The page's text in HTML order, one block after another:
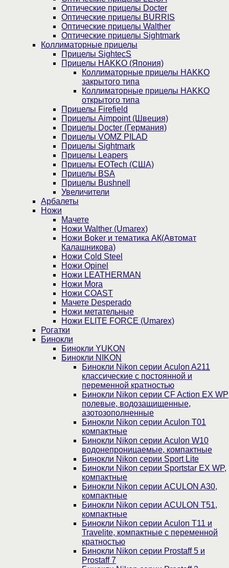
Оптические прицелы Docter
Оптические прицелы BURRIS
Оптические прицелы Walther
Оптические прицелы Sightmark
Коллиматорные прицелы
Прицелы SightecS
Прицелы HAKKO (Япония)
Коллиматорные прицелы HAKKO
закрытого типа
Коллиматорные прицелы HAKKO
открытого типа
Прицелы Firefield
Прицелы Aimpoint (Швеция)
Прицелы Docter (Германия)
Прицелы VOMZ PILAD
Прицелы Sightmark
Прицелы Leapers
Прицелы EOTech (США)
Прицелы BSA
Прицелы Bushnell
Увеличители
Арбалеты
Ножи
Мачете
Ножи Walther (Umarex)
Ножи Boker и тематика АК(Автомат
Калашникова)
Ножи Cold Steel
Ножи Opinel
Ножи LEATHERMAN
Ножи Mora
Ножи COAST
Мачете Desperado
Ножи метательные
Ножи ELITE FORCE (Umarex)
Рогатки
Бинокли
Бинокли YUKON
Бинокли NIKON
Бинокли Nikon серии Aculon A211
классические с постоянной и
переменной кратностью
Бинокли Nikon серии СF Action EX WP
полевые, водозащищенные,
азотозополненные
Бинокли Nikon серии Aculon T01
компактные
Бинокли Nikon серии Aculon W10
водонепроницаемые, компактные
Бинокли Nikon серии Sport Lite
Бинокли Nikon серии Sportstar EX WP,
компактные
Бинокли Nikon серии ACULON A30,
компактные
Бинокли Nikon серии ACULON Т51,
компактные
Бинокли Nikon серии Aculon T11 и
Travelite, компактные с переменной
кратностью
Бинокли Nikon серии Prostaff 5 и
Prostaff 7